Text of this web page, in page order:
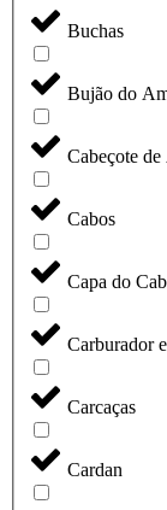
Buchas
Bujão do
Cabeçote
Cabos
Capa do
Carburador
Carcaças
Cardan